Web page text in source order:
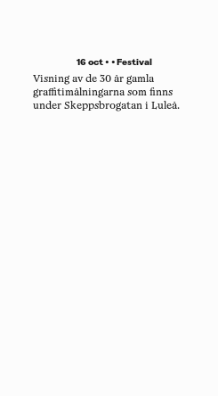
16 oct • • Festival
Visning av de 30 år gamla
graffitimålningarna som finns
under Skeppsbrogatan i Luleå.